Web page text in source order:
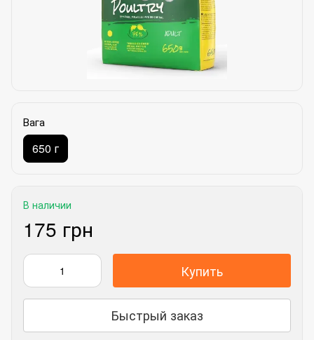
Вага
650 г
В наличии
175 грн
Купить
Быстрый заказ